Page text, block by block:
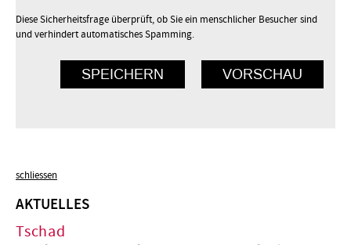
Diese Sicherheitsfrage überprüft, ob Sie ein menschlicher Besucher sind
und verhindert automatisches Spamming.
schliessen
AKTUELLES
Tschad